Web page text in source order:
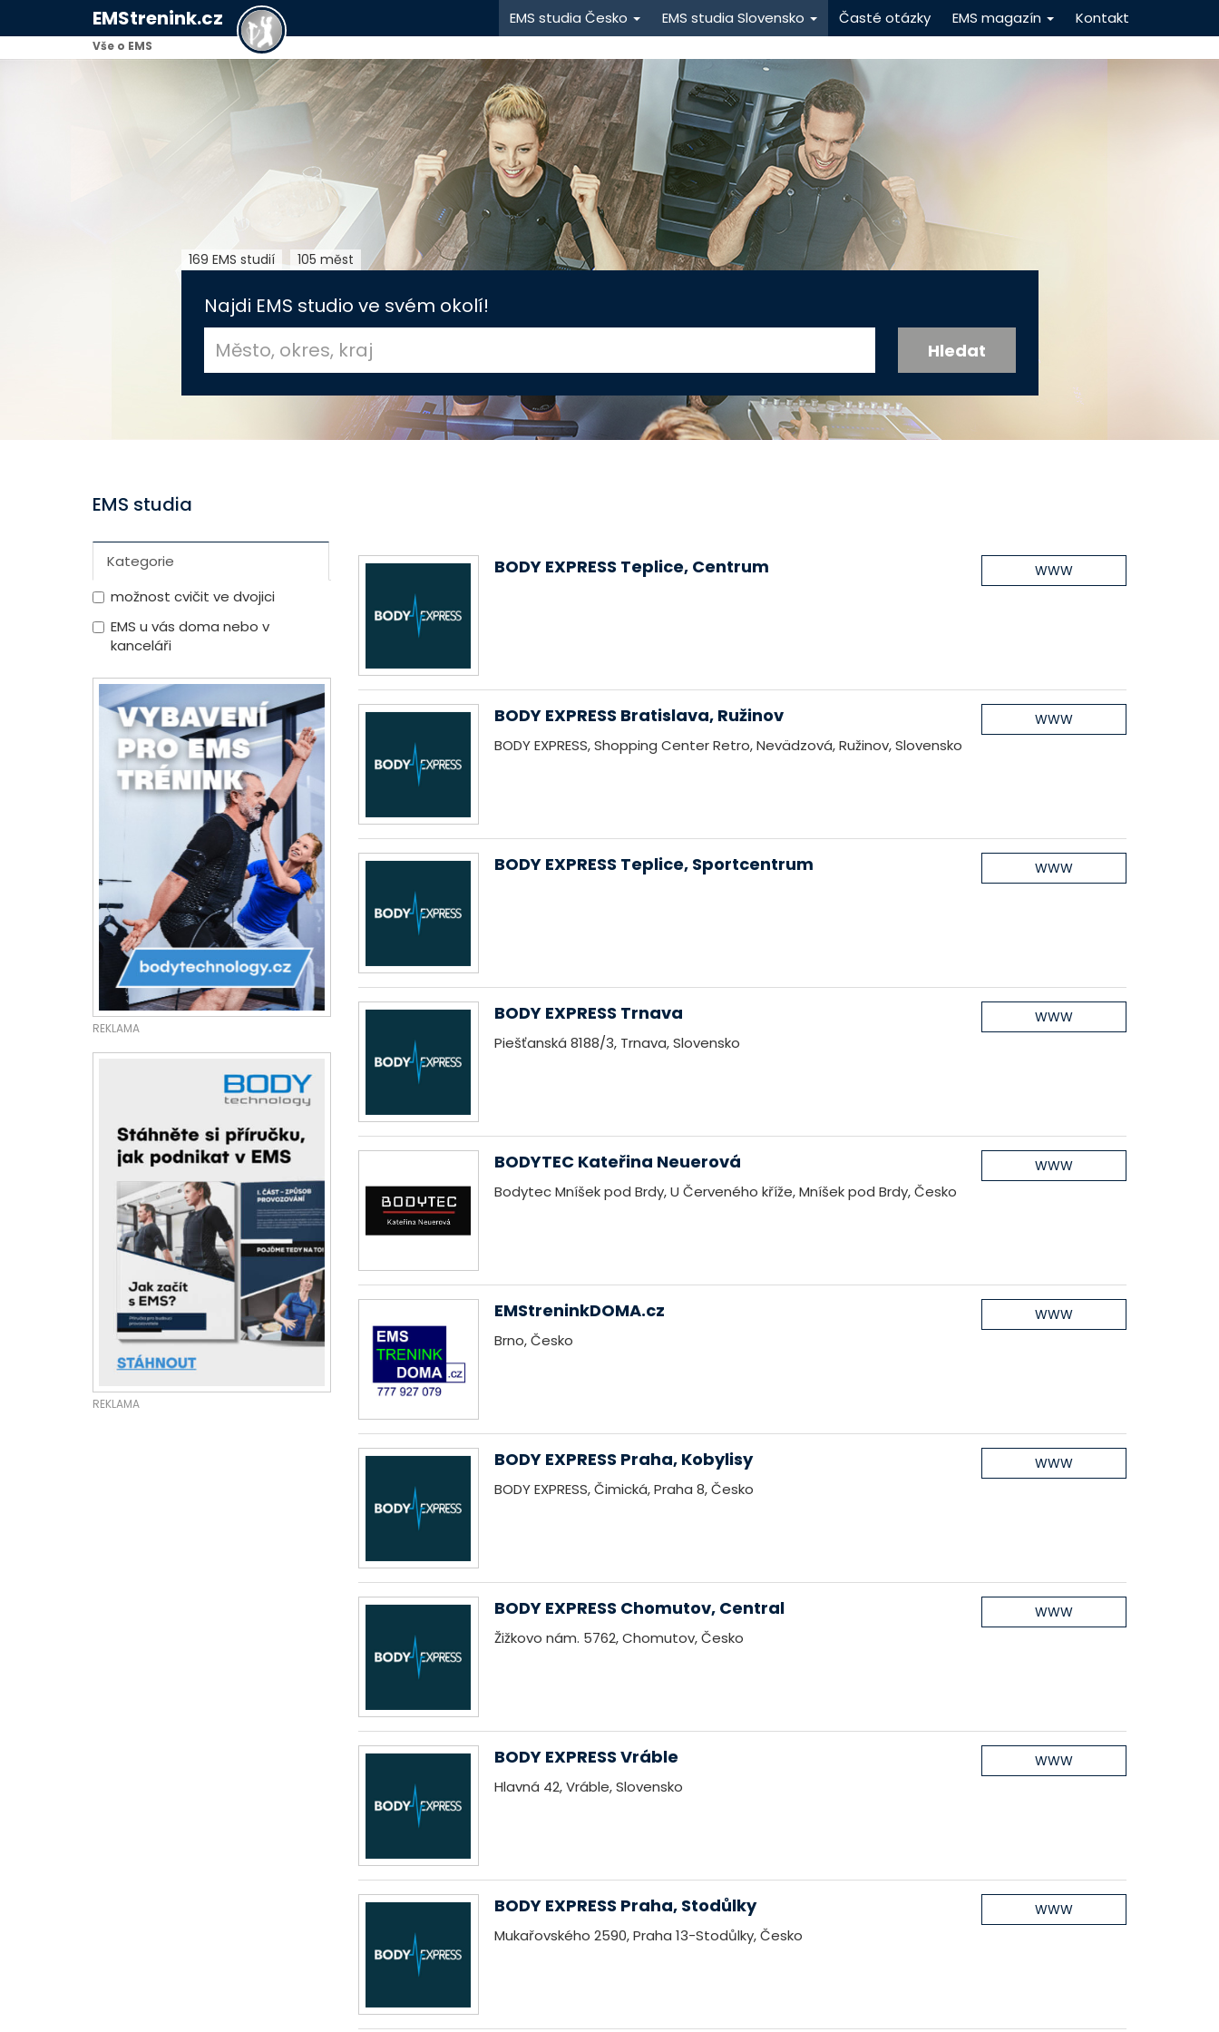
EMStrenink.cz
Vše o EMS
EMS studia Česko EMS studia Slovensko Časté otázky EMS magazín Kontakt
169 EMS studií 105 měst
Najdi EMS studio ve svém okolí!
EMS studia
Kategorie
možnost cvičit ve dvojici
EMS u vás doma nebo v
kanceláři
REKLAMA
REKLAMA
BODY EXPRESS Teplice, Centrum WWW
BODY EXPRESS Bratislava, Ružinov
BODY EXPRESS, Shopping Center Retro, Nevädzová, Ružinov, Slovensko
WWW
BODY EXPRESS Teplice, Sportcentrum WWW
BODY EXPRESS Trnava
Piešťanská 8188/3, Trnava, Slovensko
WWW
BODYTEC Kateřina Neuerová
Bodytec Mníšek pod Brdy, U Červeného kříže, Mníšek pod Brdy, Česko
WWW
EMStreninkDOMA.cz
Brno, Česko
WWW
BODY EXPRESS Praha, Kobylisy
BODY EXPRESS, Čimická, Praha 8, Česko
WWW
BODY EXPRESS Chomutov, Central
Žižkovo nám. 5762, Chomutov, Česko
WWW
BODY EXPRESS Vráble
Hlavná 42, Vráble, Slovensko
WWW
BODY EXPRESS Praha, Stodůlky
Mukařovského 2590, Praha 13-Stodůlky, Česko
WWW